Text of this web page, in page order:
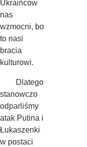
Ukraińców
nas
wzmocni, bo
to nasi
bracia
kulturowi.
Dlatego
stanowczo
odparliśmy
atak Putina i
Łukaszenki
w postaci